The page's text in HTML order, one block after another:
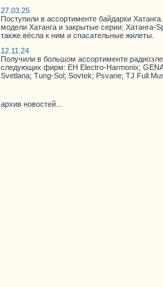
27.03.25
Поступили в ассортименте байдарки
модели Хатанга и закрытые серии: Хатанга-
также вёсла к ним и спасательные жилеты.
12.11.24
Получили в большом ассортименте
следующих фирм: EH Electro-Harmonix;
Svetlana; Tung-Sol; Sovtek; Psvane; TJ Full
архив новостей...